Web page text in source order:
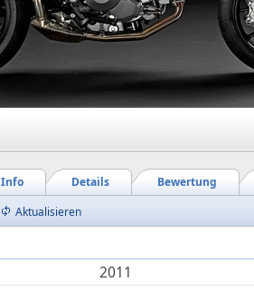
Bewertung
Details
Info
Aktualisieren
2011